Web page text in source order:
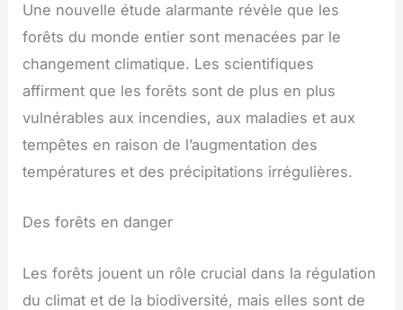
Une nouvelle étude alarmante révèle que les
forêts du monde entier sont menacées par le
changement climatique. Les scientifiques
affirment que les forêts sont de plus en plus
vulnérables aux incendies, aux maladies et aux
tempêtes en raison de l’augmentation des
températures et des précipitations irrégulières.
Des forêts en danger
Les forêts jouent un rôle crucial dans la régulation
du climat et de la biodiversité, mais elles sont de